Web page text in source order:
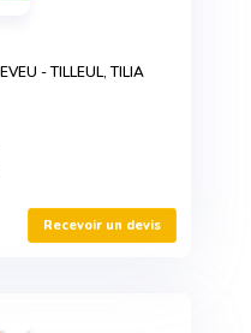
- TILLEUL, TILIA
Recevoir un devis